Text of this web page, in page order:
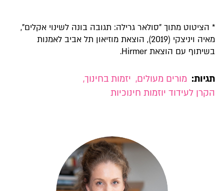
* הציטוט מתוך "סולאר גרילה: תגובה בונה לשינוי אקלים",
מאיה ויניצקי (2019), הוצאת מוזיאון תל אביב לאמנות
בשיתוף עם הוצאת Hirmer.
תגיות: מורים מעולים, יזמות בחינוך,
הקרן לעידוד יוזמות חינוכיות